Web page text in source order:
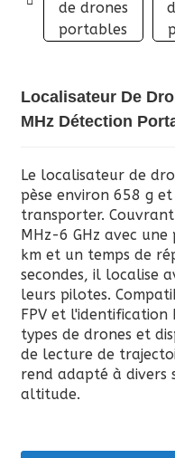
Localisateur De
MHz Détection
Le localisateur de
pèse environ 658 g
transporter.
MHz-6 GHz avec
km et un temps de
secondes, il localise
leurs pilotes.
FPV et l'identification
types de drones et
de lecture de
rend adapté à divers
altitude.